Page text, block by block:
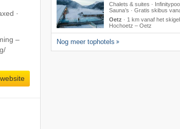
·
–
Chalets & suites ·
Sauna’s · Gratis skibus
Oetz · 1 km vanaf het
Hochoetz – Oetz
Nog meer tophotels